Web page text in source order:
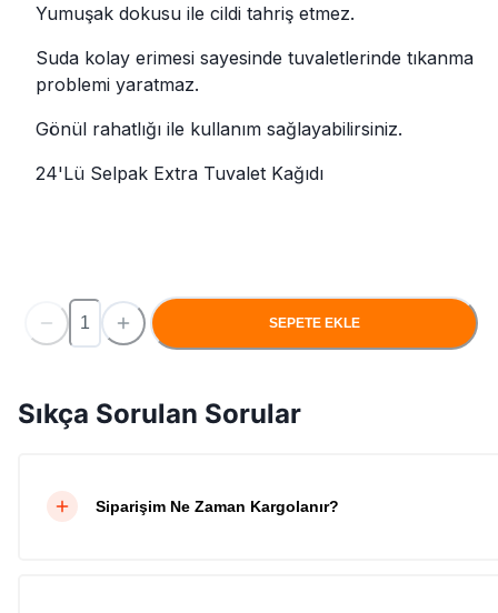
Yumuşak dokusu ile cildi tahriş etmez.
Suda kolay erimesi sayesinde tuvaletlerinde tıkanma
problemi yaratmaz.
Gönül rahatlığı ile kullanım sağlayabilirsiniz.
24'Lü Selpak Extra Tuvalet Kağıdı
SEPETE EKLE
Sıkça Sorulan Sorular
Siparişim Ne Zaman Kargolanır?